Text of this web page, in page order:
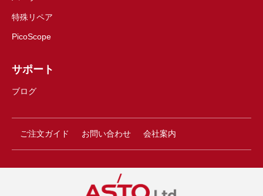
特殊リペア
PicoScope
サポート
ブログ
ご注文ガイド お問い合わせ 会社案内